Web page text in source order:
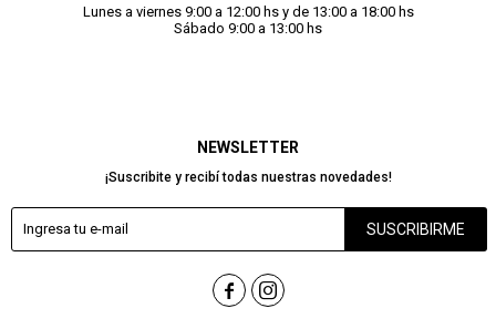
NEWSLETTER
¡Suscribite y recibí todas nuestras novedades!
SUSCRIBIRME
 
Lunes a viernes 9:00 a 12:00 hs y de 13:00 a 18:00 hs
Sábado 9:00 a 13:00 hs